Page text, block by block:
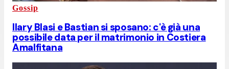
Gossip
Ilary Blasi e Bastian si sposano: c'è già una
possibile data per il matrimonio in Costiera
Amalfitana